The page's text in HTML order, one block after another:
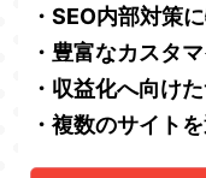
・SEO内部対策
・豊富なカスタ
・収益化へ向け
・複数のサイト